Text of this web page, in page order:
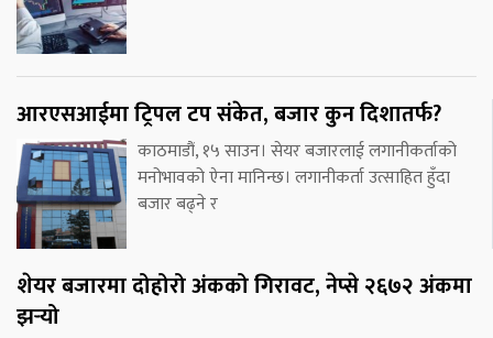
आरएसआईमा ट्रिपल टप संकेत, बजार कुन दिशातर्फ?
काठमाडौं, १५ साउन। सेयर बजारलाई लगानीकर्ताको
मनोभावको ऐना मानिन्छ। लगानीकर्ता उत्साहित हुँदा
बजार बढ्ने र
शेयर बजारमा दोहोरो अंकको गिरावट, नेप्से २६७२ अंकमा
झर्‍यो